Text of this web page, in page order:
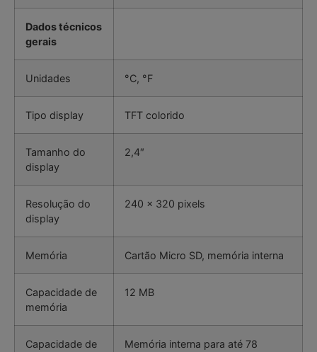
Dados técnicos
gerais
Unidades °C, °F
Tipo display TFT colorido
Tamanho do
display
2,4″
Resolução do
display
240 x 320 pixels
Memória Cartão Micro SD, memória interna
Capacidade de
memória
12 MB
Capacidade de
Memória interna para até 78